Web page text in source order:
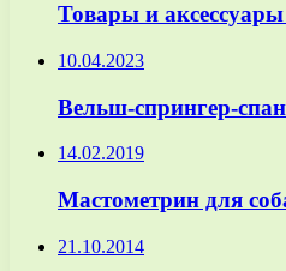
Товары и
10.04.2023
Вельш-спрингер-
14.02.2019
Мастометрин для
21.10.2014